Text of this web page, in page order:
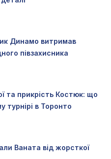
Динамо витримав
півзахисника
та прикрість Костюк: що
турнірі в Торонто
Ваната від жорсткої